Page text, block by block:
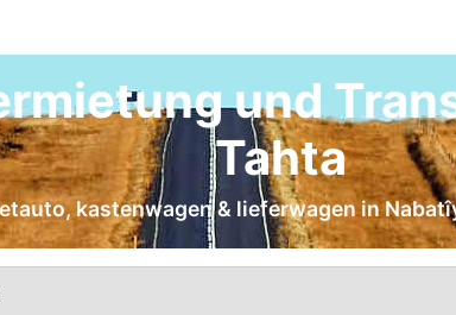
und
Tahta
kastenwagen & lieferwagen in